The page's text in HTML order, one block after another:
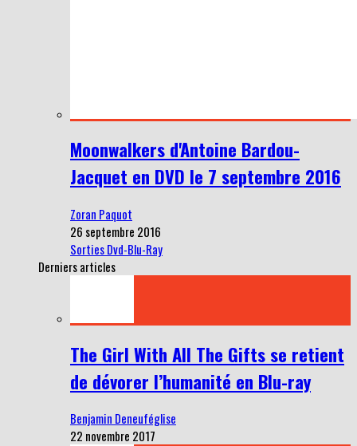
Moonwalkers d'Antoine Bardou-
Jacquet en DVD le 7 septembre 2016
Zoran Paquot
26 septembre 2016
Sorties Dvd-Blu-Ray
Derniers articles
The Girl With All The Gifts se retient
de dévorer l’humanité en Blu-ray
Benjamin Deneuféglise
22 novembre 2017